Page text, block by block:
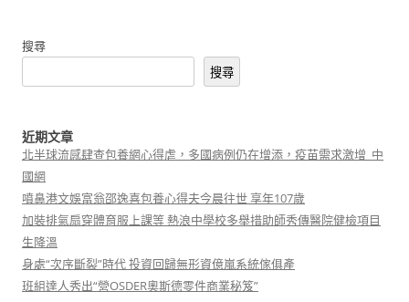
搜尋
搜尋
近期文章
北半球流感肆查包養網心得虐，多國病例仍在增添，疫苗需求激增_中
國網
噴鼻港文娛富翁邵逸喜包養心得夫今晨往世 享年107歲
加裝排氣扇穿體育服上課等 熱浪中學校多舉措助師秀傳醫院健檢項目
生降溫
身處“次序斷裂”時代 投資回歸無形資億嵐系統傢俱產
班組達人秀出“營OSDER奧斯德零件商業秘笈”